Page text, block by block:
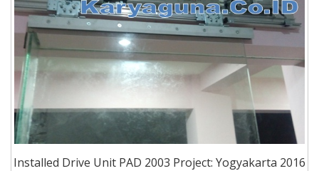
Installed Drive Unit PAD 2003 Project: Yogyakarta 2016